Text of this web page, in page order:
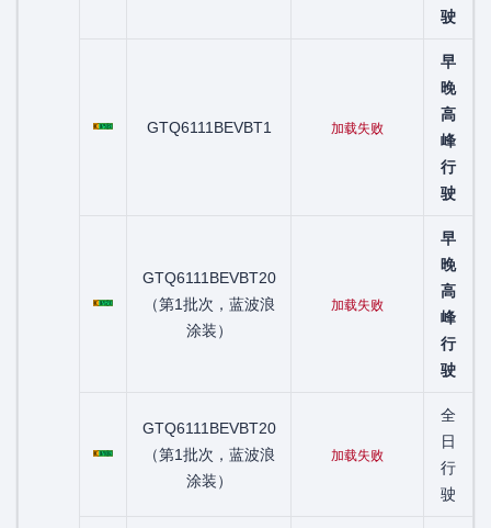
驶
GTQ6111BEVBT1 加载失败
早
晚
高
峰
行
驶
粤C07620D
GTQ6111BEVBT20
（第1批次，蓝波浪
涂装）
加载失败
早
晚
高
峰
行
驶
粤C07806D
GTQ6111BEVBT20
（第1批次，蓝波浪
涂装）
加载失败
全
日
行
驶